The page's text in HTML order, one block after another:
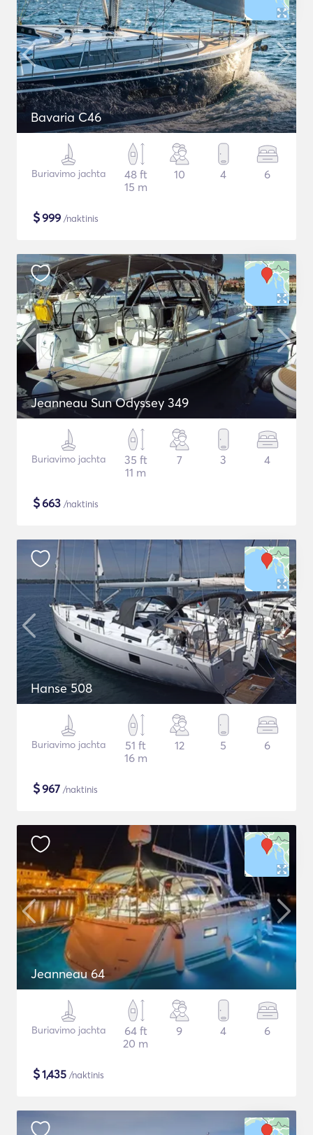
Bavaria C46
Buriavimo jachta
48 ft
15 m
10 4 6
$999 /naktinis
Jeanneau Sun Odyssey 349
Buriavimo jachta
35 ft
11 m
7 3 4
$663 /naktinis
Hanse 508
Buriavimo jachta
51 ft
16 m
12 5 6
$967 /naktinis
Jeanneau 64
Buriavimo jachta
64 ft
20 m
9 4 6
$1,435 /naktinis